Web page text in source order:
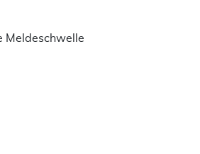
Meldeschwelle